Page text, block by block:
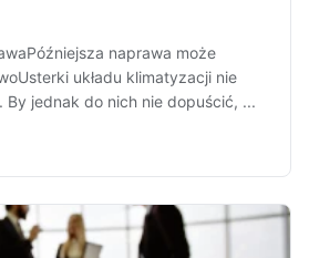
naprawa może
układu klimatyzacji nie
By jednak do nich nie dopuścić, ...